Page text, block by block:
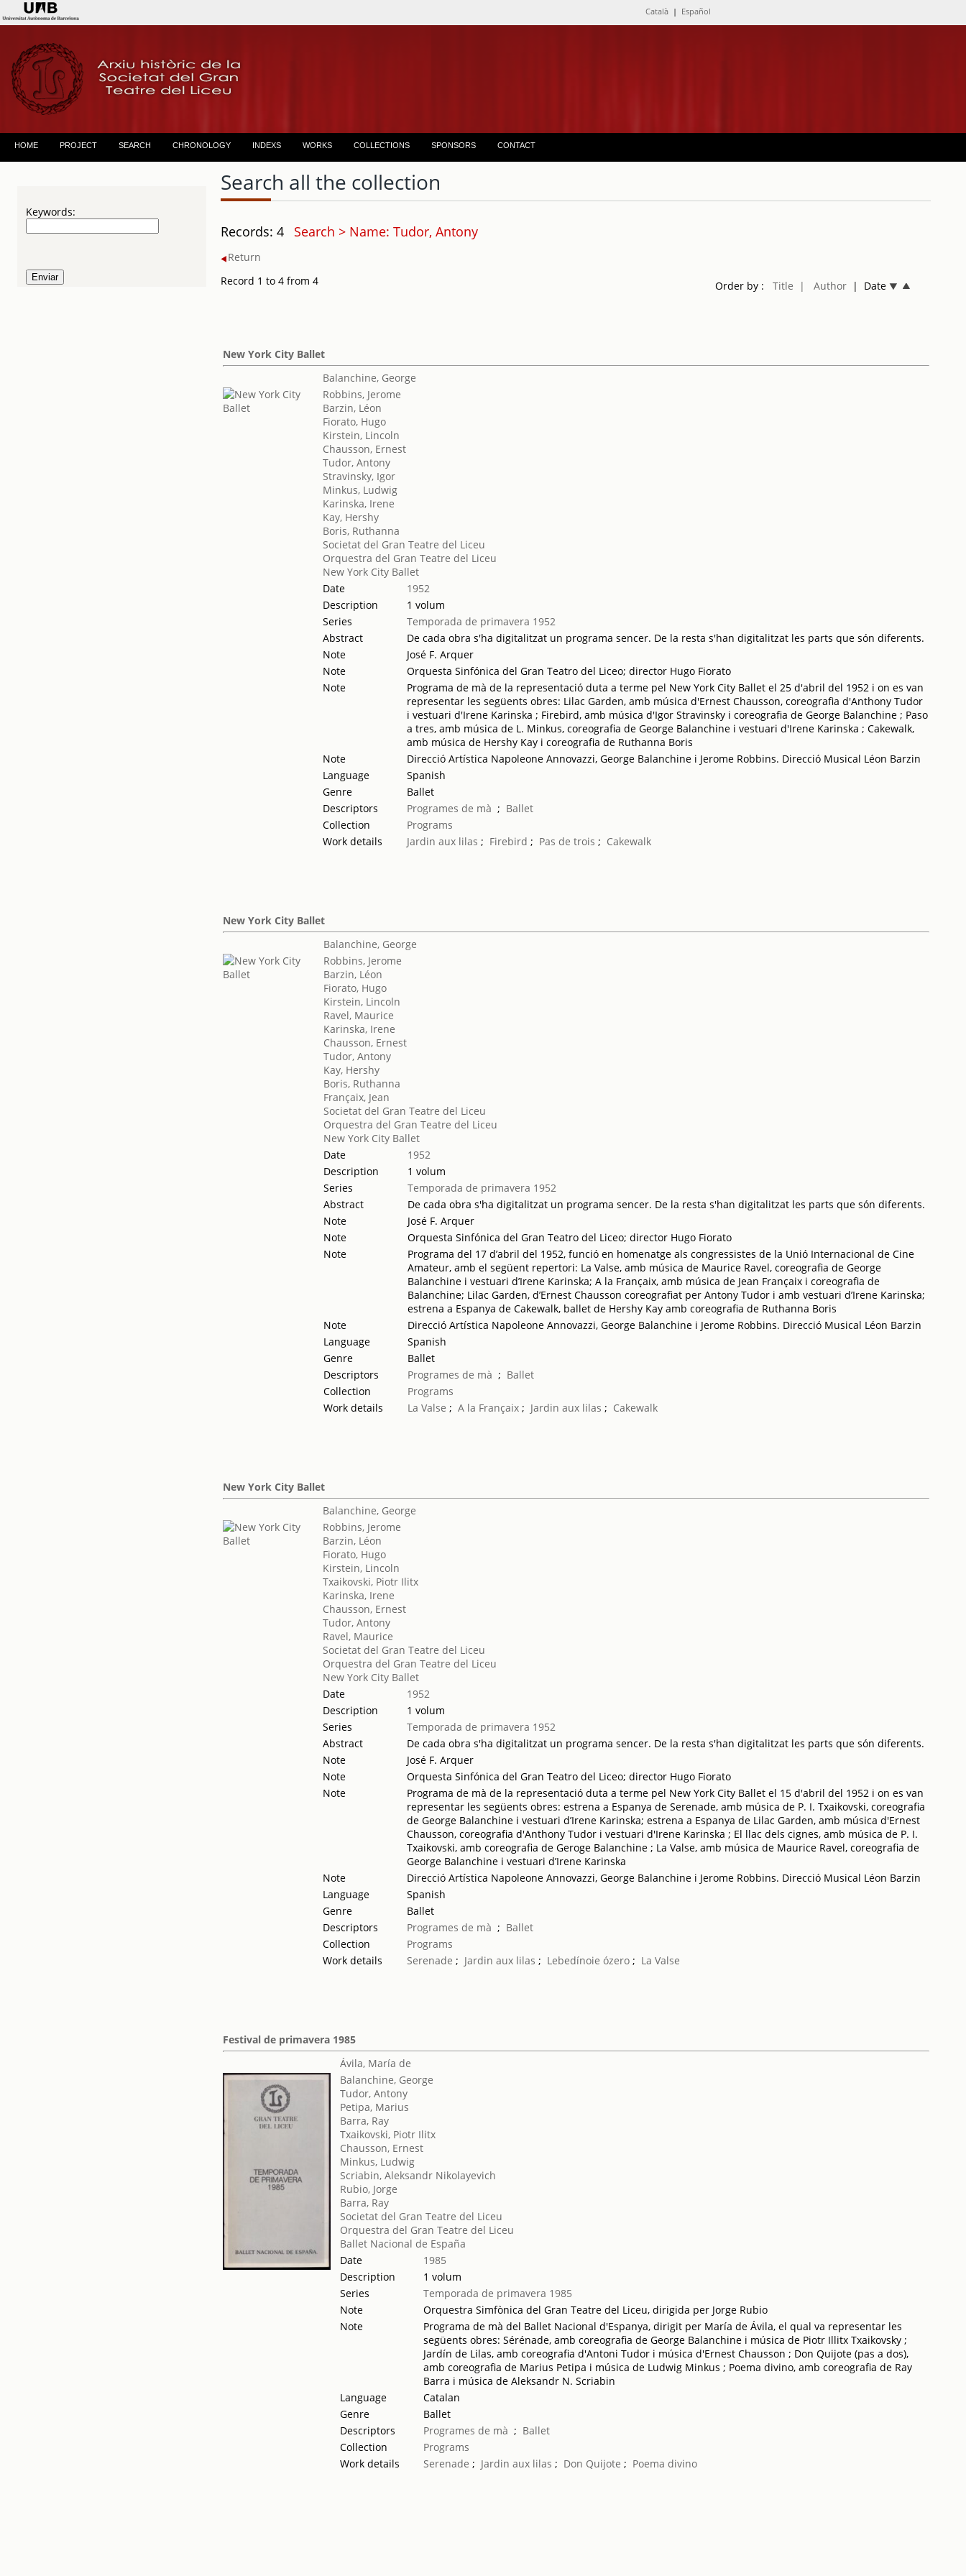
Català | Español
HOME PROJECT SEARCH CHRONOLOGY INDEXS WORKS COLLECTIONS SPONSORS CONTACT
Keywords:
Search all the collection
Records: 4 Search > Name: Tudor, Antony
Return
Record 1 to 4 from 4
Order by : Title | Author| Date
New York City Ballet
Balanchine, George
Robbins, Jerome
Barzin, Léon
Fiorato, Hugo
Kirstein, Lincoln
Chausson, Ernest
Tudor, Antony
Stravinsky, Igor
Minkus, Ludwig
Karinska, Irene
Kay, Hershy
Boris, Ruthanna
Societat del Gran Teatre del Liceu
Orquestra del Gran Teatre del Liceu
New York City Ballet
Date
1952
Description
1 volum
Series
Temporada de primavera 1952
Abstract
De cada obra s'ha digitalitzat un programa sencer. De la resta s'han digitalitzat les parts que són diferents.
Note
José F. Arquer
Note
Orquesta Sinfónica del Gran Teatro del Liceo; director Hugo Fiorato
Note
Programa de mà de la representació duta a terme pel New York City Ballet el 25 d'abril del 1952 i on es van
representar les següents obres: Lilac Garden, amb música d'Ernest Chausson, coreografia d'Anthony Tudor
i vestuari d'Irene Karinska ; Firebird, amb música d'Igor Stravinsky i coreografia de George Balanchine ; Paso
a tres, amb música de L. Minkus, coreografia de George Balanchine i vestuari d'Irene Karinska ; Cakewalk,
amb música de Hershy Kay i coreografia de Ruthanna Boris
Note
Direcció Artística Napoleone Annovazzi, George Balanchine i Jerome Robbins. Direcció Musical Léon Barzin
Language
Spanish
Genre
Ballet
Descriptors
Programes de mà ; Ballet
Collection
Programs
Work details
Jardin aux lilas ; Firebird ; Pas de trois ; Cakewalk
New York City Ballet
Balanchine, George
Robbins, Jerome
Barzin, Léon
Fiorato, Hugo
Kirstein, Lincoln
Ravel, Maurice
Karinska, Irene
Chausson, Ernest
Tudor, Antony
Kay, Hershy
Boris, Ruthanna
Françaix, Jean
Societat del Gran Teatre del Liceu
Orquestra del Gran Teatre del Liceu
New York City Ballet
Date
1952
Description
1 volum
Series
Temporada de primavera 1952
Abstract
De cada obra s'ha digitalitzat un programa sencer. De la resta s'han digitalitzat les parts que són diferents.
Note
José F. Arquer
Note
Orquesta Sinfónica del Gran Teatro del Liceo; director Hugo Fiorato
Note
Programa del 17 d’abril del 1952, funció en homenatge als congressistes de la Unió Internacional de Cine
Amateur, amb el següent repertori: La Valse, amb música de Maurice Ravel, coreografia de George
Balanchine i vestuari d’Irene Karinska; A la Françaix, amb música de Jean Françaix i coreografia de
Balanchine; Lilac Garden, d’Ernest Chausson coreografiat per Antony Tudor i amb vestuari d’Irene Karinska;
estrena a Espanya de Cakewalk, ballet de Hershy Kay amb coreografia de Ruthanna Boris
Note
Direcció Artística Napoleone Annovazzi, George Balanchine i Jerome Robbins. Direcció Musical Léon Barzin
Language
Spanish
Genre
Ballet
Descriptors
Programes de mà ; Ballet
Collection
Programs
Work details
La Valse ;A la Françaix ; Jardin aux lilas ; Cakewalk
New York City Ballet
Balanchine, George
Robbins, Jerome
Barzin, Léon
Fiorato, Hugo
Kirstein, Lincoln
Txaikovski, Piotr Ilitx
Karinska, Irene
Chausson, Ernest
Tudor, Antony
Ravel, Maurice
Societat del Gran Teatre del Liceu
Orquestra del Gran Teatre del Liceu
New York City Ballet
Date
1952
Description
1 volum
Series
Temporada de primavera 1952
Abstract
De cada obra s'ha digitalitzat un programa sencer. De la resta s'han digitalitzat les parts que són diferents.
Note
José F. Arquer
Note
Orquesta Sinfónica del Gran Teatro del Liceo; director Hugo Fiorato
Note
Programa de mà de la representació duta a terme pel New York City Ballet el 15 d'abril del 1952 i on es van
representar les següents obres: estrena a Espanya de Serenade, amb música de P. I. Txaikovski, coreografia
de George Balanchine i vestuari d’Irene Karinska; estrena a Espanya de Lilac Garden, amb música d'Ernest
Chausson, coreografia d'Anthony Tudor i vestuari d'Irene Karinska ; El llac dels cignes, amb música de P. I.
Txaikovski, amb coreografia de Geroge Balanchine ; La Valse, amb música de Maurice Ravel, coreografia de
George Balanchine i vestuari d’Irene Karinska
Note
Direcció Artística Napoleone Annovazzi, George Balanchine i Jerome Robbins. Direcció Musical Léon Barzin
Language
Spanish
Genre
Ballet
Descriptors
Programes de mà ; Ballet
Collection
Programs
Work details
Serenade ; Jardin aux lilas ; Lebedínoie ózero ; La Valse
Festival de primavera 1985
Ávila, María de
Balanchine, George
Tudor, Antony
Petipa, Marius
Barra, Ray
Txaikovski, Piotr Ilitx
Chausson, Ernest
Minkus, Ludwig
Scriabin, Aleksandr Nikolayevich
Rubio, Jorge
Barra, Ray
Societat del Gran Teatre del Liceu
Orquestra del Gran Teatre del Liceu
Ballet Nacional de España
Date
1985
Description
1 volum
Series
Temporada de primavera 1985
Note
Orquestra Simfònica del Gran Teatre del Liceu, dirigida per Jorge Rubio
Note
Programa de mà del Ballet Nacional d'Espanya, dirigit per María de Ávila, el qual va representar les
següents obres: Sérénade, amb coreografia de George Balanchine i música de Piotr Illitx Txaikovsky ;
Jardín de Lilas, amb coreografia d'Antoni Tudor i música d'Ernest Chausson ; Don Quijote (pas a dos),
amb coreografia de Marius Petipa i música de Ludwig Minkus ; Poema divino, amb coreografia de Ray
Barra i música de Aleksandr N. Scriabin
Language
Catalan
Genre
Ballet
Descriptors
Programes de mà ; Ballet
Collection
Programs
Work details
Serenade ; Jardin aux lilas ; Don Quijote ; Poema divino